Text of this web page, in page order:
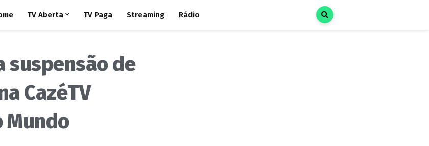
TV Aberta TV Paga Streaming Rádio
suspensão de
CazéTV
Mundo